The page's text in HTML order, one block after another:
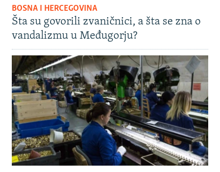
BOSNA I HERCEGOVINA
Šta su govorili zvaničnici, a šta se zna o
vandalizmu u Međugorju?